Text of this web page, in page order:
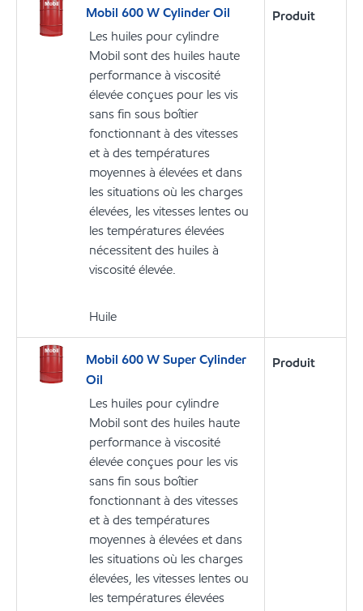
Mobil 600 W Cylinder Oil
Les huiles pour cylindre
Mobil sont des huiles haute
performance à viscosité
élevée conçues pour les vis
sans fin sous boîtier
fonctionnant à des vitesses
et à des températures
moyennes à élevées et dans
les situations où les charges
élevées, les vitesses lentes ou
les températures élevées
nécessitent des huiles à
viscosité élevée.
Huile
Produit
Mobil 600 W Super Cylinder
Oil
Les huiles pour cylindre
Mobil sont des huiles haute
performance à viscosité
élevée conçues pour les vis
sans fin sous boîtier
fonctionnant à des vitesses
et à des températures
moyennes à élevées et dans
les situations où les charges
élevées, les vitesses lentes ou
les températures élevées
Produit